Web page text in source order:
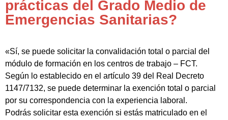
prácticas del Grado Medio de
Emergencias Sanitarias?
«Sí, se puede solicitar la convalidación total o parcial del
módulo de formación en los centros de trabajo – FCT.
Según lo establecido en el artículo 39 del Real Decreto
1147/7132, se puede determinar la exención total o parcial
por su correspondencia con la experiencia laboral.
Podrás solicitar esta exención si estás matriculado en el